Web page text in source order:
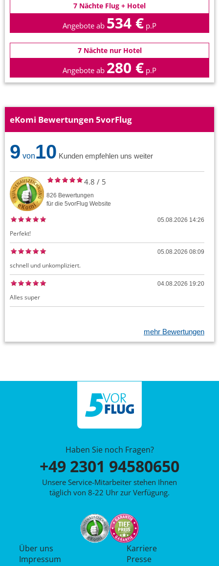
7 Nächte Flug + Hotel
Angebote ab 534 € p.P
7 Nächte nur Hotel
Angebote ab 280 € p.P
eKomi Bewertungen 5vorFlug
9 von10 Kunden empfehlen uns weiter
4.8 / 5
826 Bewertungen
für die 5vorFlug Website
05.08.2026 14:26
Perfekt!
05.08.2026 08:09
schnell und unkompliziert.
04.08.2026 19:20
Alles super
mehr Bewertungen
Haben Sie noch Fragen?
+49 2301 94580650
Unsere Service-Mitarbeiter stehen Ihnen
täglich von 8-22 Uhr zur Verfügung.
Über uns
Impressum
Karriere
Presse